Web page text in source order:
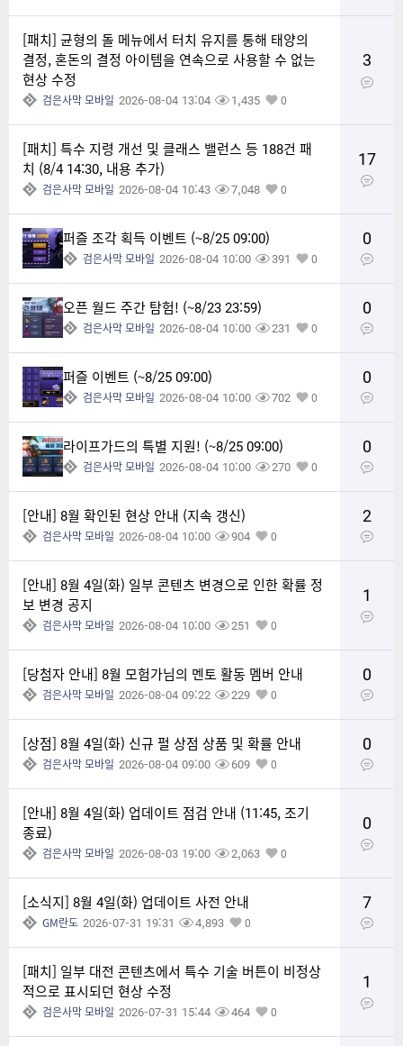
3
[패치] 균형의 돌 메뉴에서 터치 유지를 통해 태양의
결정, 혼돈의 결정 아이템을 연속으로 사용할 수 없는
현상 수정
검은사막 모바일 2026-08-04 13:04 1,435 0
17
[패치] 특수 지령 개선 및 클래스 밸런스 등 188건 패
치 (8/4 14:30, 내용 추가)
검은사막 모바일 2026-08-04 10:43 7,048 0
0
퍼즐 조각 획득 이벤트 (~8/25 09:00)
검은사막 모바일 2026-08-04 10:00 391 0
0
오픈 월드 주간 탐험! (~8/23 23:59)
검은사막 모바일 2026-08-04 10:00 231 0
0
퍼즐 이벤트 (~8/25 09:00)
검은사막 모바일 2026-08-04 10:00 702 0
0
라이프가드의 특별 지원! (~8/25 09:00)
검은사막 모바일 2026-08-04 10:00 270 0
2
[안내] 8월 확인된 현상 안내 (지속 갱신)
검은사막 모바일 2026-08-04 10:00 904 0
1
[안내] 8월 4일(화) 일부 콘텐츠 변경으로 인한 확률 정
보 변경 공지
검은사막 모바일 2026-08-04 10:00 251 0
0
[당첨자 안내] 8월 모험가님의 멘토 활동 멤버 안내
검은사막 모바일 2026-08-04 09:22 229 0
0
[상점] 8월 4일(화) 신규 펄 상점 상품 및 확률 안내
검은사막 모바일 2026-08-04 09:00 609 0
0
[안내] 8월 4일(화) 업데이트 점검 안내 (11:45, 조기
종료)
검은사막 모바일 2026-08-03 19:00 2,063 0
7
[소식지] 8월 4일(화) 업데이트 사전 안내
GM란도 2026-07-31 19:31 4,893 0
1
[패치] 일부 대전 콘텐츠에서 특수 기술 버튼이 비정상
적으로 표시되던 현상 수정
검은사막 모바일 2026-07-31 15:44 464 0